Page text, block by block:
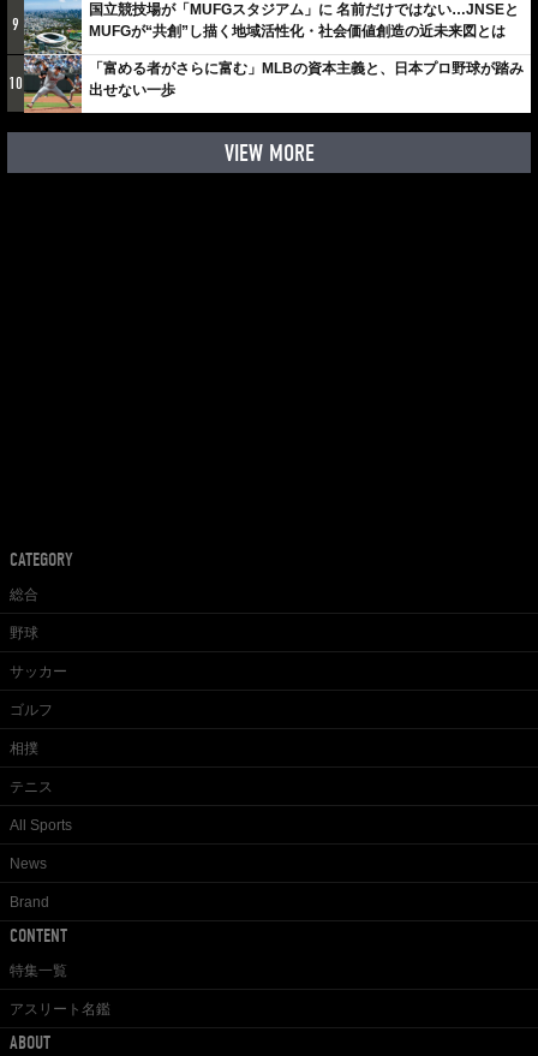
9
国立競技場が「MUFGスタジアム」に 名前だけではない…JNSEと
MUFGが“共創”し描く地域活性化・社会価値創造の近未来図とは
10
「富める者がさらに富む」MLBの資本主義と、日本プロ野球が踏み
出せない一歩
VIEW MORE
CATEGORY
総合
野球
サッカー
ゴルフ
相撲
テニス
All Sports
News
Brand
CONTENT
特集一覧
アスリート名鑑
ABOUT